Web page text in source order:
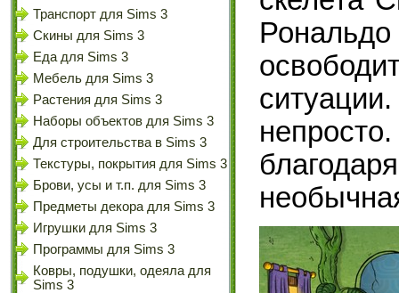
Транспорт для Sims 3
Скины для Sims 3
Еда для Sims 3
Мебель для Sims 3
Растения для Sims 3
Наборы объектов для Sims 3
Для строительства в Sims 3
Текстуры, покрытия для Sims 3
Брови, усы и т.п. для Sims 3
Предметы декора для Sims 3
Игрушки для Sims 3
Программы для Sims 3
Ковры, подушки, одеяла для
Sims 3